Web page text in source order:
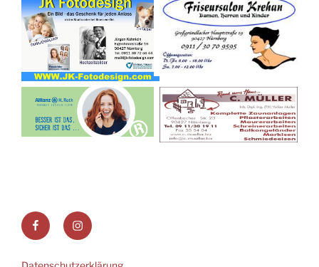
FacebookInstagram